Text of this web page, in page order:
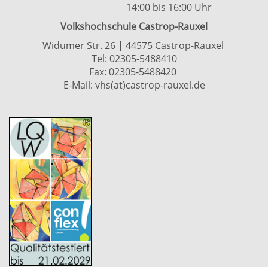
14:00 bis 16:00 Uhr
Volkshochschule Castrop-Rauxel
Widumer Str. 26 | 44575 Castrop-Rauxel
Tel: 02305-5488410
Fax: 02305-5488420
E-Mail: vhs(at)castrop-rauxel.de